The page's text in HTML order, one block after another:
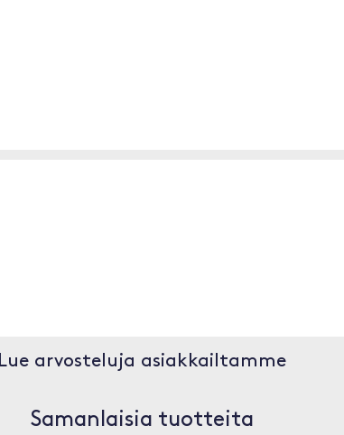
Lue arvosteluja asiakkailtamme
Samanlaisia tuotteita